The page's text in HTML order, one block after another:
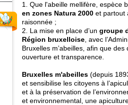
1. Que l'abeille mellifère, espèce
en zones Natura 2000 et partout
raisonnée ;
2. La mise en place d’un groupe
Région bruxelloise , avec
Bruxelles m’abeilles, afin que
ouverture et transparence.
Bruxelles m'abeilles (depuis
et sensibilise les citoyens à
et à la préservation de
et environnemental, une